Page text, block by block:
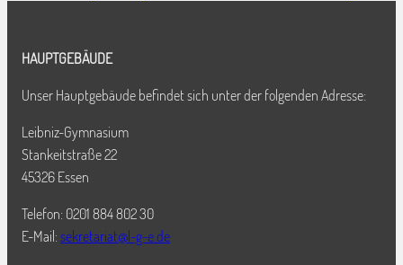
HAUPTGEBÄUDE
Unser Hauptgebäude befindet sich unter der folgenden Adresse:
Leibniz-Gymnasium
Stankeitstraße 22
45326 Essen
Telefon: 0201 884 802 30
E-Mail: sekretariat@l-g-e.de